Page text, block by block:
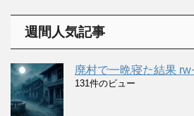
週間人気記事
廃村で一晩寝た結果
131件のビュー